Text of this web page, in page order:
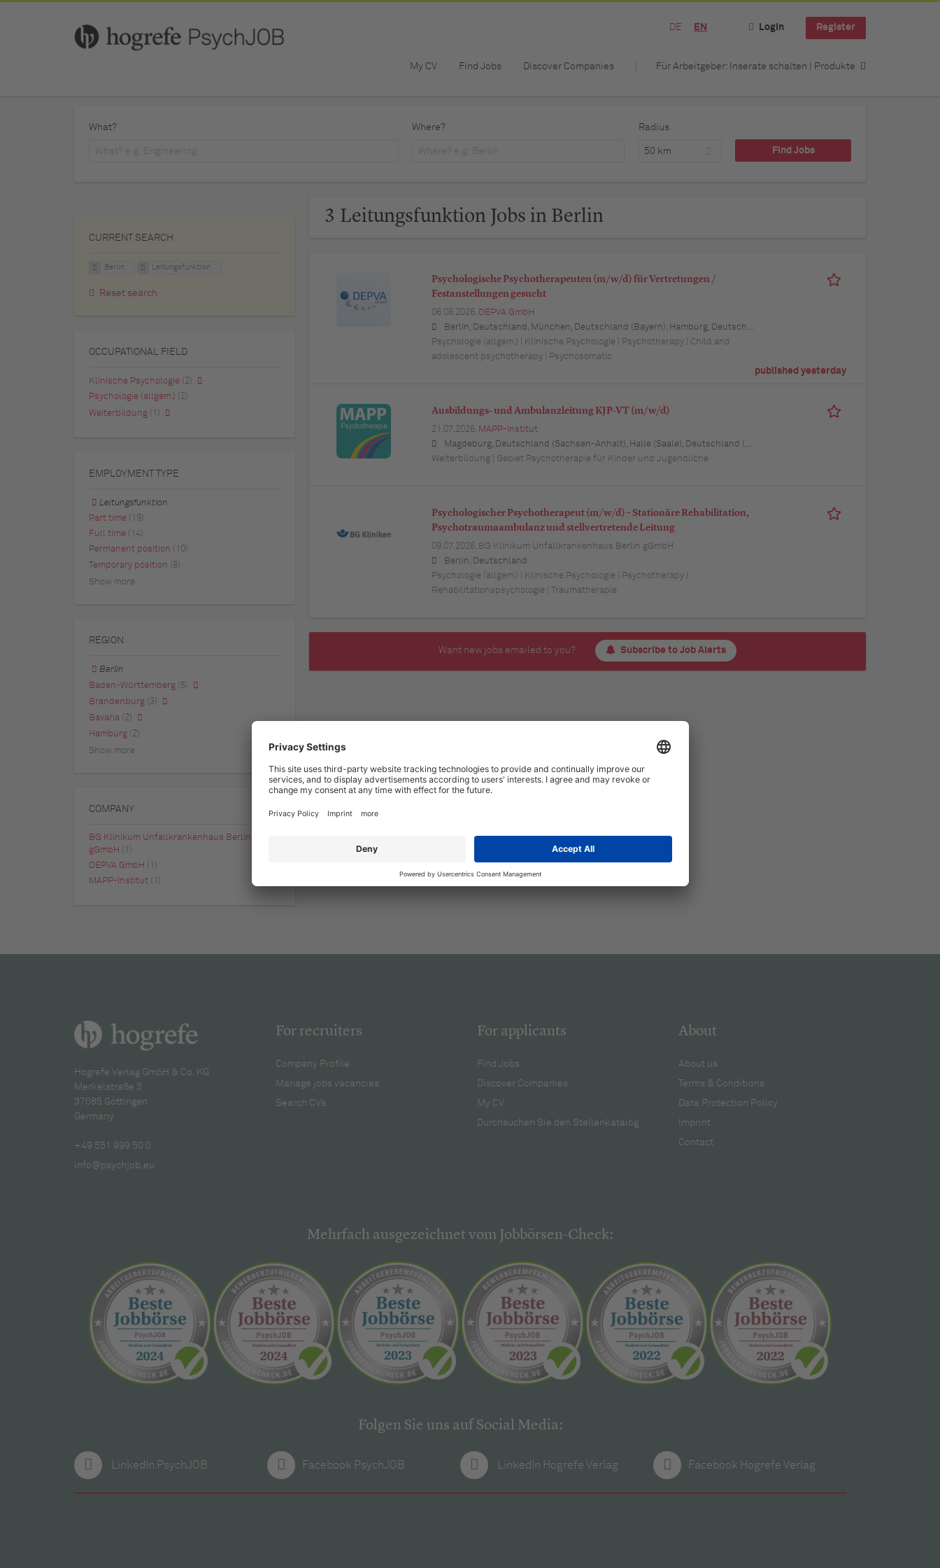
DE EN Login Register
My CV Find Jobs Discover Companies Für Arbeitgeber: Inserate schalten | Produkte
What? Where? Radius
50 km
3 Leitungsfunktion Jobs in Berlin
Psychologische Psychotherapeuten (m/w/d) für Vertretungen /
Festanstellungen gesucht
06.08.2026, DEPVA GmbH
Berlin, Deutschland, München, Deutschland (Bayern), Hamburg, Deutschland, Düsseldorf, Deutschland (Nordrhein-Westfalen), Köln, Deutschland (Nordrhein-Westfalen), Essen, Deutschland (Nordrhein-Westfalen), Dortmund, Deutschland (Nordrhein-Westfalen), Stuttgart, Deutschland (Baden-Württemberg), Heilbronn, Deutschland (Baden-Württemberg), Hannover, Deutschland (Niedersachsen), Rostock, Deutschland (Mecklenburg-Vorpommern), Kiel, Deutschland (Schleswig-Holstein), Augsburg, Deutschland (Bayern), Nürnberg, Deutschland (Bayern), Frankfurt am Main, Deutschland (Hessen), Bremen, Deutschland, Schwerin, Deutschland (Mecklenburg-Vorpommern), Mainz, Deutschland (Rheinland-Pfalz), Saarbrücken, Deutschland (Saarland), Dresden, Deutschland (Sachsen), Magdeburg, Deutschland (Sachsen-Anhalt), Potsdam, Deutschland (Brandenburg), Erfurt, Deutschland (Thüringen), Würzburg, Deutschland (Bayern), Heilbronn, Deutschland (Baden-Württemberg), Leipzig, Deutschland (Sachsen)
Psychologie (allgem.) | Klinische Psychologie | Psychotherapy | Child and
adolescent psychotherapy | Psychosomatic
published yesterday
Ausbildungs- und Ambulanzleitung KJP-VT (m/w/d)
21.07.2026, MAPP-Institut
Magdeburg, Deutschland (Sachsen-Anhalt), Halle (Saale), Deutschland (Sachsen-Anhalt), Leipzig, Deutschland (Sachsen), Hannover, Deutschland (Niedersachsen), Berlin, Deutschland, Wolfsburg, Deutschland (Niedersachsen), Braunschweig, Deutschland (Niedersachsen), 39576 Stendal, Deutschland (Sachsen-Anhalt), 39 Haldensleben, Deutschland (Sachsen-Anhalt), Potsdam, Deutschland (Brandenburg)
Weiterbildung | Gebiet Psychotherapie für Kinder und Jugendliche
Psychologischer Psychotherapeut (m/w/d) – Stationäre Rehabilitation,
Psychotraumaambulanz und stellvertretende Leitung
09.07.2026, BG Klinikum Unfallkrankenhaus Berlin gGmbH
Berlin, Deutschland
Psychologie (allgem.) | Klinische Psychologie | Psychotherapy |
Rehabilitationspsychologie | Traumatherapie
Want new jobs emailed to you? Subscribe to Job Alerts
CURRENT SEARCH
Berlin Leitungsfunktion
Reset search
OCCUPATIONAL FIELD
Klinische Psychologie
(2)
Psychologie (allgem.)
(2)
Weiterbildung (1)
EMPLOYMENT TYPE
Leitungsfunktion
Part time (19)
Full time
(14)
Permanent position
(10)
Temporary position (8)
Show more
REGION
Berlin
Baden-Württemberg (5)
Brandenburg
(3)
Bavaria
(2)
Hamburg (2)
Show more
COMPANY
BG Klinikum Unfallkrankenhaus Berlin
gGmbH (1)
DEPVA GmbH (1)
MAPP-Institut
(1)
Hogrefe Verlag GmbH & Co. KG
Merkelstraße 3
37085 Göttingen
Germany
+49 551 999 50 0
info@psychjob.eu
For recruiters
Company Profile
Manage jobs vacancies
Search CVs
For applicants
Find Jobs
Discover Companies
My CV
Durchsuchen Sie den Stellenkatalog
About
About us
Terms & Conditions
Data Protection Policy
Imprint
Contact
Mehrfach ausgezeichnet vom Jobbörsen-Check:
Folgen Sie uns auf Social Media:
LinkedIn PsychJOB Facebook PsychJOB LinkedIn Hogrefe Verlag Facebook Hogrefe Verlag